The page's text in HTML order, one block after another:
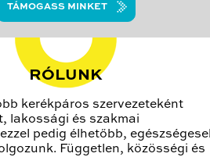
TÁMOGASS MINKET
RÓLUNK
kerékpáros szervezeteként
lakossági és szakmai
pedig élhetőbb,
Független, közösségi és